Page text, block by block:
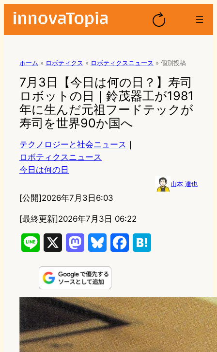
ホーム » ロボティクス » ロボティクスニュース » 個別投稿
7月3日【今日は何の日？】寿司
ロボットの日｜鈴茂器工が1981
年に生んだ元祖フードテックが
寿司を世界90か国へ
テクノロジーと社会ニュース ｜
ロボティクスニュース
今日は何の日
山本 達也
[公開]2026年7月3日6:03
[最終更新]2026年7月3日 06:22
n
e
s
t
o
d
u
e
s
k
e
b
o
e
n
a